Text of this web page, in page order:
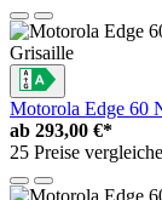
Motorola Edge 60
ab 293,00 €*
25 Preise